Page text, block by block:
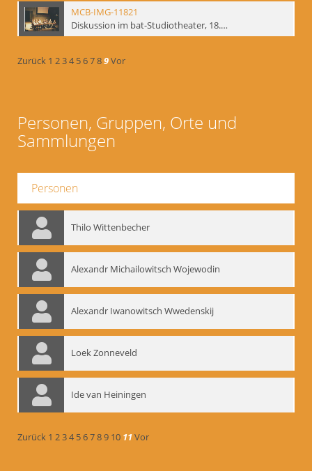
MCB-IMG-11821
Diskussion im bat-Studiotheater, 18.09.1995; BM-img-127-3
Zurück 1 234 56789Vor
Personen, Gruppen, Orte und
Sammlungen
Personen
Thilo Wittenbecher
Alexandr Michailowitsch Wojewodin
Alexandr Iwanowitsch Wwedenskij
Loek Zonneveld
Ide van Heiningen
Zurück 1 234 56789 10 11Vor